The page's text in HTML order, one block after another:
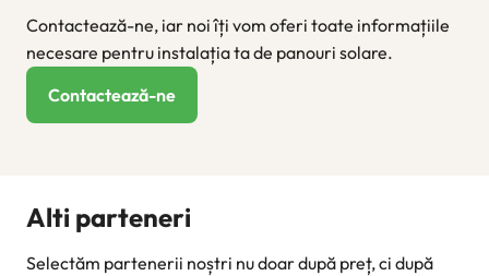
Contactează-ne, iar noi îți vom oferi toate informațiile
necesare pentru instalația ta de panouri solare.
Contactează-ne
Alti parteneri
Selectăm partenerii noștri nu doar după preț, ci după